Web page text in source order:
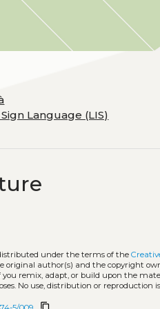
Language (LIS)
under the terms of the
original author(s) and the copyright
remix, adapt, or build upon the
No use, distribution or
content_copy